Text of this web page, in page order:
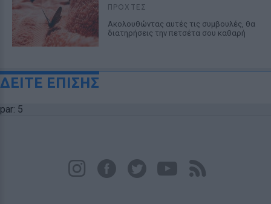
ΠΡΟΧΤΈΣ
Ακολουθώντας αυτές τις συμβουλές, θα
διατηρήσεις την πετσέτα σου καθαρή
ΔΕΙΤΕ ΕΠΙΣΗΣ
par: 5